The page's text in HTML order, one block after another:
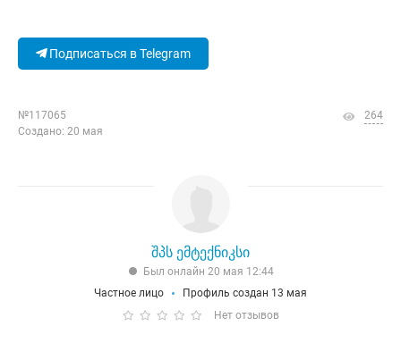
Подписаться в Telegram
№117065
Создано: 20 мая
264
შპს ემტექნიკსი
Был онлайн 20 мая 12:44
Частное лицо
Профиль создан 13 мая
Нет отзывов